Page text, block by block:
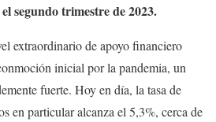
segundo trimestre de 2023.
extraordinario de apoyo financiero
inicial por la pandemia, un
fuerte. Hoy en día, la tasa de
en particular alcanza el 5,3%, cerca de